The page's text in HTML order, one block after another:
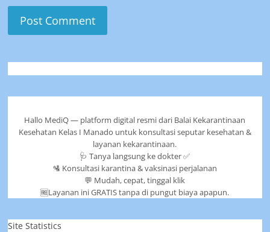
Hallo MediQ — platform digital resmi dari Balai Kekarantinaan
Kesehatan Kelas I Manado untuk konsultasi seputar kesehatan &
layanan kekarantinaan.
🩺 Tanya langsung ke dokter ✅
🛂 Konsultasi karantina & vaksinasi perjalanan
💬 Mudah, cepat, tinggal klik
🆓Layanan ini GRATIS tanpa di pungut biaya apapun.
Site Statistics